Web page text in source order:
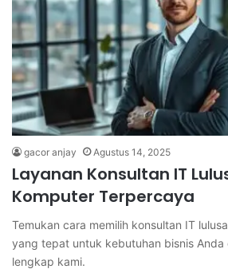
gacor anjay Agustus 14, 2025
Layanan Konsultan IT
Komputer Terpercaya
Temukan cara memilih konsultan IT
yang tepat untuk kebutuhan bisnis Anda
lengkap kami.